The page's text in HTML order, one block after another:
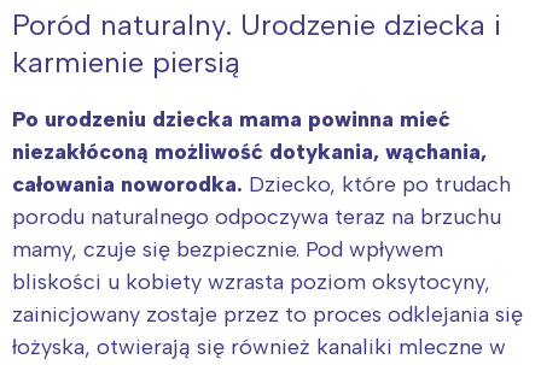
Poród naturalny. Urodzenie dziecka i
karmienie piersią
Po urodzeniu dziecka mama powinna mieć
niezakłóconą możliwość dotykania, wąchania,
całowania noworodka. Dziecko, które po trudach
porodu naturalnego odpoczywa teraz na brzuchu
mamy, czuje się bezpiecznie. Pod wpływem
bliskości u kobiety wzrasta poziom oksytocyny,
zainicjowany zostaje przez to proces odklejania się
łożyska, otwierają się również kanaliki mleczne w